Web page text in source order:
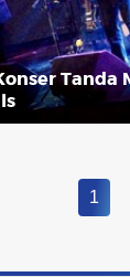
Tanda
1